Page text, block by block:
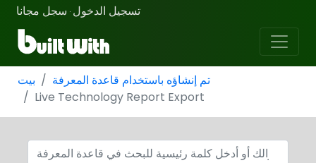
تسجيل الدخول · سجل مجانا
بيت
تم إنشاؤه باستخدام قاعدة المعرفة
Live Technology Report Export